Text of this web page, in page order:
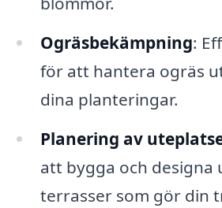
Ogräsbekämpning:
för att hantera ogräs
dina planteringar.
Planering av
att bygga och designa
terrasser som gör din